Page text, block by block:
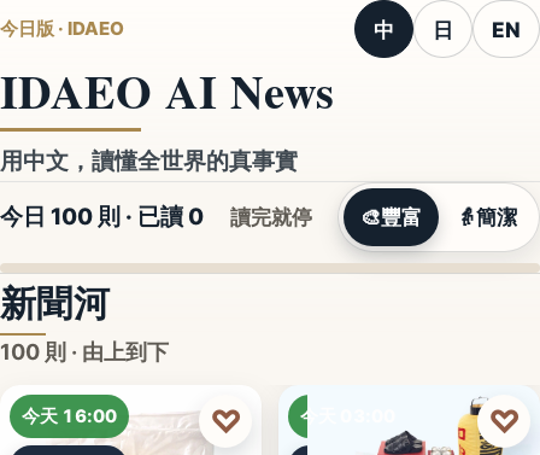
今日版 · IDAEO 中 日 EN
IDAEO AI News
用中文，讀懂全世界的真事實
今日 100 則 · 已讀 0 讀完就停 🎨豐富 👵簡潔
新聞河
100 則 · 由上到下
今天 16:00 ♡ 今天 03:00 ♡